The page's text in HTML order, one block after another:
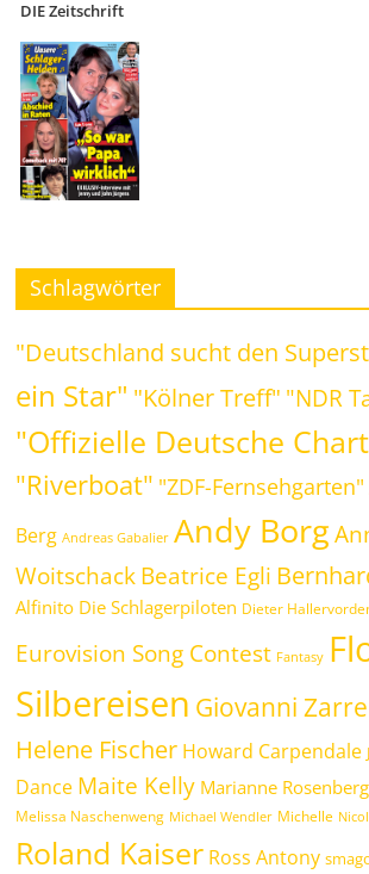
DIE Zeitschrift
Schlagwörter
"Deutschland sucht den
ein Star" "Kölner Treff" "NDR
"Offizielle Deutsche
"Riverboat" "ZDF-Fernsehgarten"
Berg Andreas Gabalier Andy Borg
WoitschackBeatrice Egli
Alfinito Die Schlagerpiloten Dieter
Eurovision Song Contest Fantasy
Silbereisen Giovanni
Helene Fischer Howard Carpendale
Dance Maite Kelly Marianne Rosenberg
Melissa Naschenweng Michael Wendler Michelle
Roland Kaiser Ross Antony